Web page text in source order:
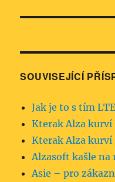
SOUVISEJÍCÍ
Jak je to s tím
Kterak Alza kurví
Kterak Alza kurví
Alzasoft kašle na
Asie – pro